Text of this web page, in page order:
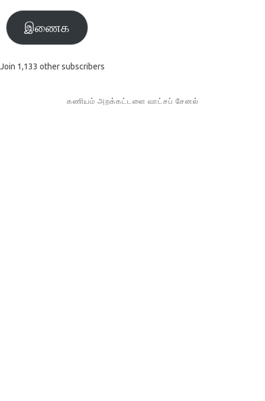
இணைக
Join 1,133 other subscribers
கணியம் அறக்கட்டளை வாட்சப் சேனல்